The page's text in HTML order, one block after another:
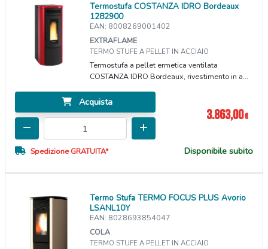
Termostufa COSTANZA IDRO Bordeaux
1282900
EAN: 8008269001402
EXTRAFLAME
TERMO STUFE A PELLET IN ACCIAIO
Termostufa a pellet ermetica ventilata
COSTANZA IDRO Bordeaux, rivestimento in a...
Acquista
3.863,00€
Spedizione GRATUITA* Disponibile subito
Termo Stufa TERMO FOCUS PLUS Avorio
LSANL10Y
EAN: 8028693854047
COLA
TERMO STUFE A PELLET IN ACCIAIO